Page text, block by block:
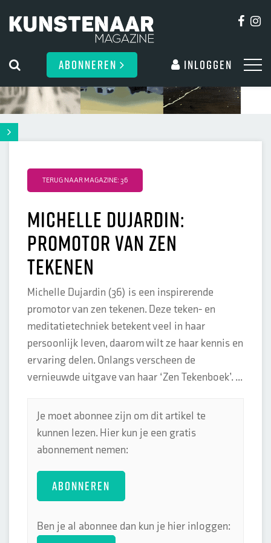
ABONNEREN Inloggen
TERUG NAAR MAGAZINE: 36
Michelle Dujardin:
promotor van zen
tekenen
Michelle Dujardin (36) is een inspirerende
promotor van zen tekenen. Deze teken- en
meditatietechniek betekent veel in haar
persoonlijk leven, daarom wilt ze haar kennis en
ervaring delen. Onlangs verscheen de
vernieuwde uitgave van haar ‘Zen Tekenboek’. ...
Je moet abonnee zijn om dit artikel te
kunnen lezen. Hier kun je een gratis
abonnement nemen:
ABONNEREN
Ben je al abonnee dan kun je hier inloggen: